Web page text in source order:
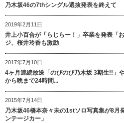
乃木坂46の7thシングル選抜発表を終えて
2019年2月11日
井上小百合が「らじらー！」卒業を発表「
ジ、桜井玲香も激励
2017年7月10日
4ヶ月連続放送「のびのび乃木坂 3期生!!
から晩まで24時間...
2015年7月14日
乃木坂46橋本奈々未の1stソロ写真集が8月
ンテージカー」